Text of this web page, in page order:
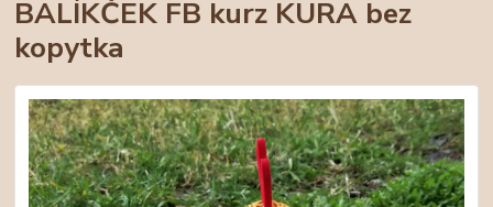
BALÍKČEK FB kurz KURA bez
kopytka